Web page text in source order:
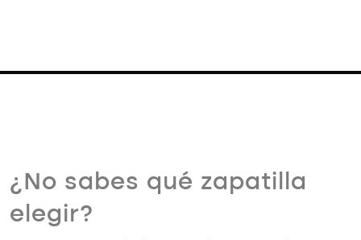
¿No sabes qué zapatilla
elegir?